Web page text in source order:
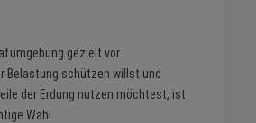
gezielt vor
Belastung schützen willst und
der Erdung nutzen möchtest, ist
Wahl.